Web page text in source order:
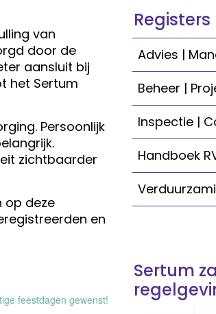
van
door de
aansluit bij
het Sertum
Persoonlijk
zichtbaarder
op deze
en
feestdagen gewenst!
Registers
Advies |
Beheer |
Inspectie |
Handboek
Sertum